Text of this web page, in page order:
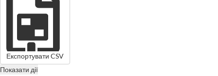
Експортувати CSV
Показати дії